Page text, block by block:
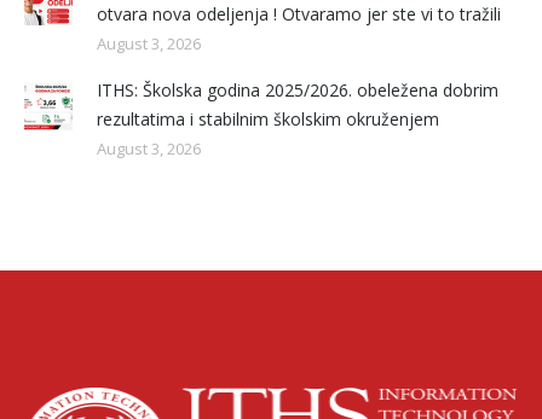
otvara nova odeljenja ! Otvaramo jer ste vi to tražili
August 3, 2026
ITHS: Školska godina 2025/2026. obeležena dobrim
rezultatima i stabilnim školskim okruženjem
August 3, 2026